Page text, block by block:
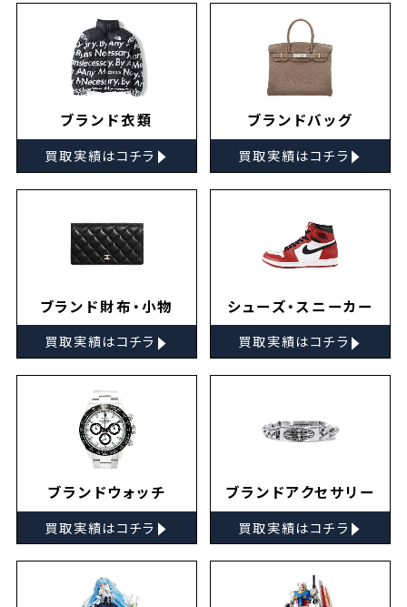
ブランド衣類
買取実績はコチラ ▸
ブランドバッグ
買取実績はコチラ ▸
ブランド財布・小物
買取実績はコチラ ▸
シューズ・スニーカー
買取実績はコチラ ▸
ブランドウォッチ
買取実績はコチラ ▸
ブランドアクセサリー
買取実績はコチラ ▸